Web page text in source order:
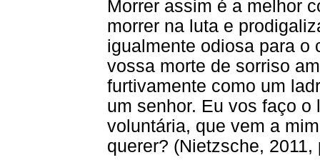
Morrer assim é a melhor
morrer na luta e
igualmente odiosa para o
vossa morte de sorriso
furtivamente como um
um senhor. Eu vos faço o
voluntária, que vem a
querer? (Nietzsche, 2011,